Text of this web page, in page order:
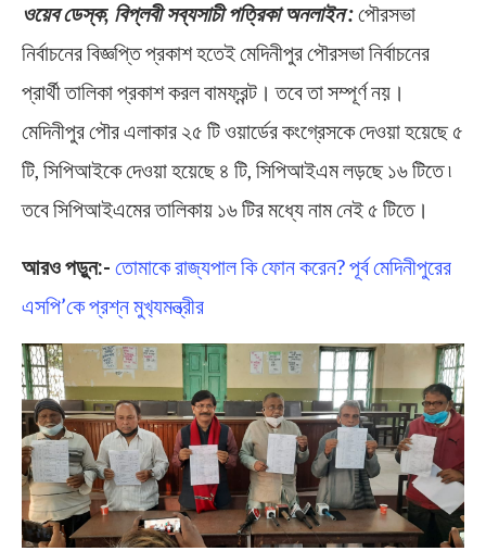
ওয়েব ডেস্ক, বিপ্লবী সব্যসাচী পত্রিকা অনলাইন :পৌরসভা
নির্বাচনের বিজ্ঞপ্তি প্রকাশ হতেই মেদিনীপুর পৌরসভা নির্বাচনের
প্রার্থী তালিকা প্রকাশ করল বামফ্রন্ট। তবে তা সম্পূর্ণ নয়।
মেদিনীপুর পৌর এলাকার ২৫ টি ওয়ার্ডের কংগ্রেসকে দেওয়া হয়েছে ৫
টি, সিপিআইকে দেওয়া হয়েছে ৪ টি, সিপিআইএম লড়ছে ১৬ টিতে ৷
তবে সিপিআইএমের তালিকায় ১৬ টির মধ্যে নাম নেই ৫ টিতে।
আরও পড়ুন:- তোমাকে রাজ্যপাল কি ফোন করেন? পূর্ব মেদিনীপুরের
এসপি’কে প্রশ্ন মুখ‍্যমন্ত্রীর